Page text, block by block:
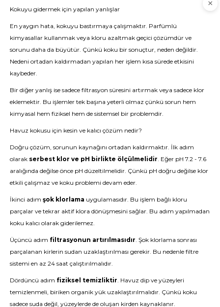
Kokuyu gidermek için yapılan yanlışlar
En yaygın hata, kokuyu bastırmaya çalışmaktır. Parfümlü
kimyasallar kullanmak veya kloru azaltmak geçici çözümdür ve
sorunu daha da büyütür. Çünkü koku bir sonuçtur, neden değildir.
Nedeni ortadan kaldırmadan yapılan her işlem kısa sürede etkisini
kaybeder.
Bir diğer yanlış ise sadece filtrasyon süresini artırmak veya sadece klor
eklemektir. Bu işlemler tek başına yeterli olmaz çünkü sorun hem
kimyasal hem fiziksel hem de sistemsel bir problemdir.
Havuz kokusu için kesin ve kalıcı çözüm nedir?
Doğru çözüm, sorunun kaynağını ortadan kaldırmaktır. İlk adım
olarak serbest klor ve pH birlikte ölçülmelidir. Eğer pH 7.2 - 7.6
aralığında değilse önce pH düzeltilmelidir. Çünkü pH doğru değilse klor
etkili çalışmaz ve koku problemi devam eder.
İkinci adım şok klorlama uygulamasıdır. Bu işlem bağlı kloru
parçalar ve tekrar aktif klora dönüşmesini sağlar. Bu adım yapılmadan
koku kalıcı olarak giderilemez.
Üçüncü adım filtrasyonun artırılmasıdır. Şok klorlama sonrası
parçalanan kirlerin sudan uzaklaştırılması gerekir. Bu nedenle filtre
sistemi en az 24 saat çalıştırılmalıdır.
Dördüncü adım fiziksel temizliktir. Havuz dip ve yüzeyleri
temizlenmeli, biriken organik yük uzaklaştırılmalıdır. Çünkü koku
sadece suda değil, yüzeylerde de oluşan kirden kaynaklanır.